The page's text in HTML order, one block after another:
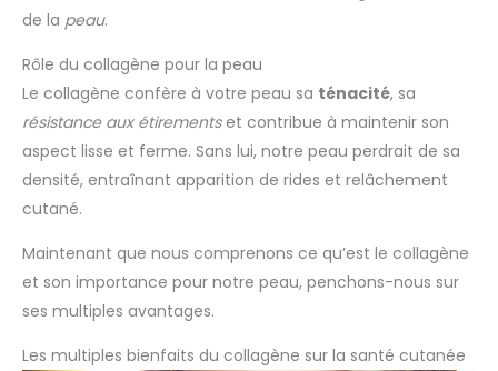
de la peau.
Rôle du collagène pour la peau
Le collagène confère à votre peau sa ténacité, sa
résistance aux étirementset contribue à maintenir son
aspect lisse et ferme. Sans lui, notre peau perdrait de sa
densité, entraînant apparition de rides et relâchement
cutané.
Maintenant que nous comprenons ce qu’est le collagène
et son importance pour notre peau, penchons-nous sur
ses multiples avantages.
Les multiples bienfaits du collagène sur la santé cutanée